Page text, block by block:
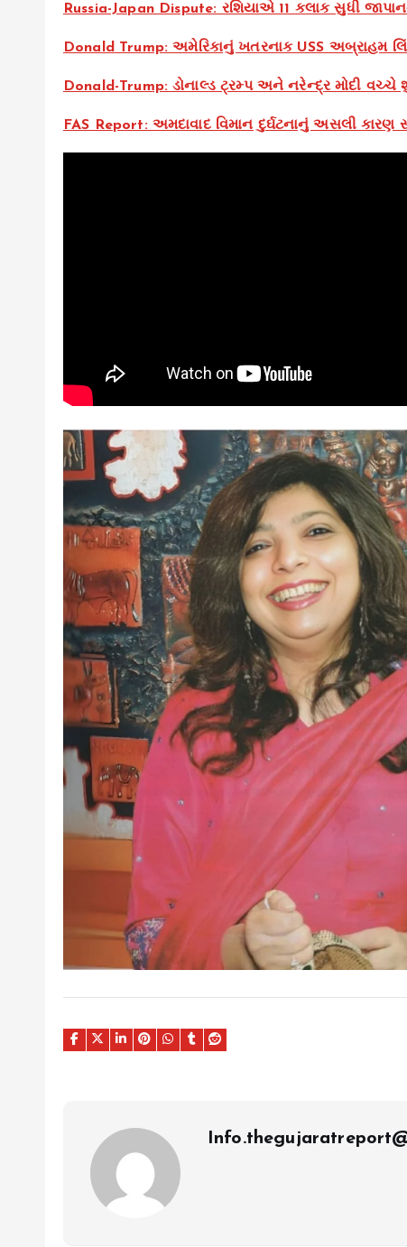
Russia-Japan Dispute: રશિયાએ 11 કલાક સુધી
Donald Trump: અમેરિકાનું ખતરનાક USS અબ્રાહમ
Donald-Trump: ડોનાલ્ડ ટ્રમ્પ અને નરેન્દ્ર મોદી
FAS Report: અમદાવાદ વિમાન દુર્ઘટનાનું અસલી કારણ